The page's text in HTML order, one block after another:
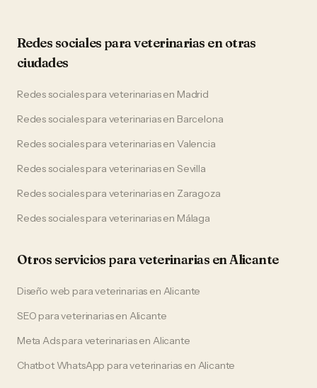
Redes sociales paraveterinarias en otras
ciudades
Redes socialespara veterinariasen Madrid
Redes socialespara veterinariasen Barcelona
Redes socialespara veterinariasen Valencia
Redes socialespara veterinariasen Sevilla
Redes socialespara veterinariasen Zaragoza
Redes socialespara veterinariasen Málaga
Otros servicios paraveterinarias enAlicante
Diseño web paraveterinarias en Alicante
SEO paraveterinariasen Alicante
Meta Adspara veterinariasen Alicante
Chatbot WhatsApp paraveterinarias en Alicante